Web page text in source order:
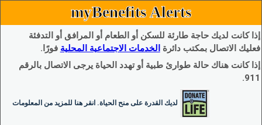
myBenefits Alerts
إذا كانت لديك حاجة طارئة للسكن أو الطعام أو المرافق أو التدفئة
فعليك الاتصال بمكتب دائرة الخدمات الاجتماعية المحلية فورًا.
إذا كانت هناك حالة طوارئ طبية أو تهدد الحياة يرجى الاتصال بالرقم
911.
لديك القدرة على منح الحياة. انقر هنا للمزيد من المعلومات